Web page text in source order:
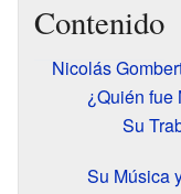
Contenido
Nicolás
¿Quién fue
Su
Su Música